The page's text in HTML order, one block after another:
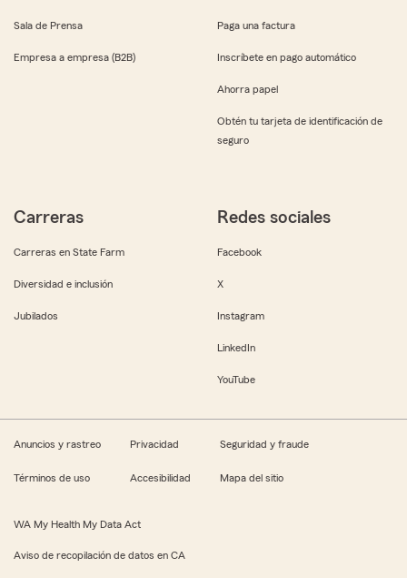
Sala de Prensa
Empresa a empresa (B2B)
Paga una factura
Inscríbete en pago automático
Ahorra papel
Obtén tu tarjeta de identificación de
seguro
Carreras
Carreras en State Farm
Diversidad e inclusión
Jubilados
Redes sociales
Facebook
X
Instagram
LinkedIn
YouTube
Anuncios y rastreo Privacidad Seguridad y fraude
Términos de uso Accesibilidad Mapa del sitio
WA My Health My Data Act
Aviso de recopilación de datos en CA